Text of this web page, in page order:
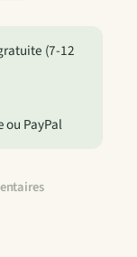
(7-12
ou PayPal